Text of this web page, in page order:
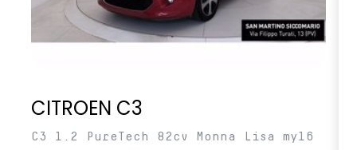
CITROEN C3
C3 1.2 PureTech 82cv Monna Lisa my16